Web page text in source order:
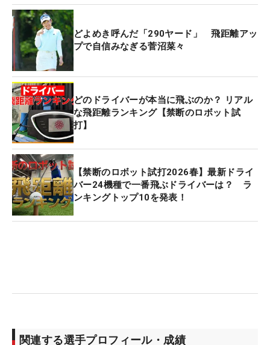
どよめき呼んだ「290ヤード」 飛距離アッ
プで自信みなぎる菅沼菜々
どのドライバーが本当に飛ぶのか？ リアル
な飛距離ランキング【禁断のロボット試
打】
【禁断のロボット試打2026春】最新ドライ
バー24機種で一番飛ぶドライバーは？ ラ
ンキングトップ10を発表！
関連する選手プロフィール・成績